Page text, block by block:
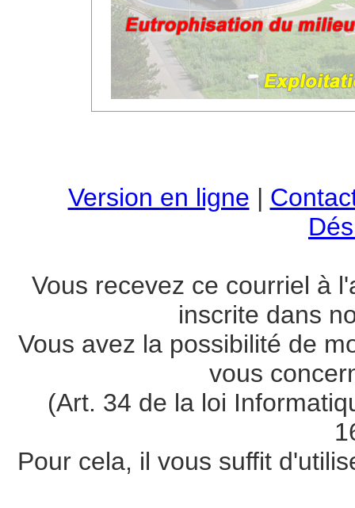
Version en ligne |
Vous recevez ce courriel à
inscrite dans
Vous avez la possibilité de
vous
(Art. 34 de la loi
Pour cela, il vous suffit